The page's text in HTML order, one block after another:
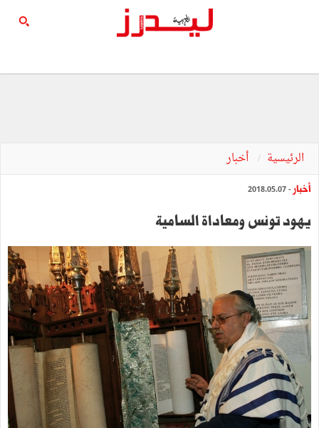
الرئيسية أخبار
أخبار - 2018.05.07
يهود تونس ومعاداة السامية